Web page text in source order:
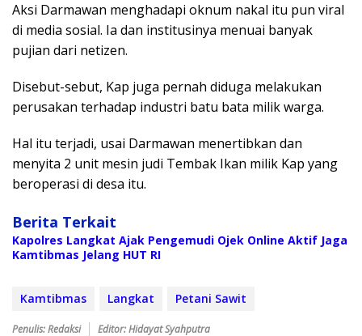
Aksi Darmawan menghadapi oknum nakal itu pun viral
di media sosial. Ia dan institusinya menuai banyak
pujian dari netizen.
Disebut-sebut, Kap juga pernah diduga melakukan
perusakan terhadap industri batu bata milik warga.
Hal itu terjadi, usai Darmawan menertibkan dan
menyita 2 unit mesin judi Tembak Ikan milik Kap yang
beroperasi di desa itu.
Berita Terkait
Kapolres Langkat Ajak Pengemudi Ojek Online Aktif Jaga
Kamtibmas Jelang HUT RI
Kamtibmas Langkat Petani Sawit
Penulis: Redaksi Editor: Hidayat Syahputra